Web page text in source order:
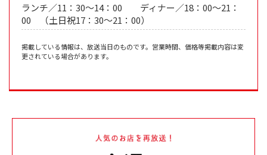
ランチ／11：30～14：00 ディナー／18：00～21：
00 （土日祝17：30～21：00）
掲載している情報は、放送当日のものです。営業時間、価格等掲載内容は変
更されている場合があります。